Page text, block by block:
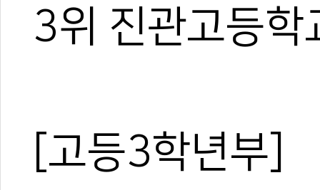
3위 진관고등학
[고등3학년부]